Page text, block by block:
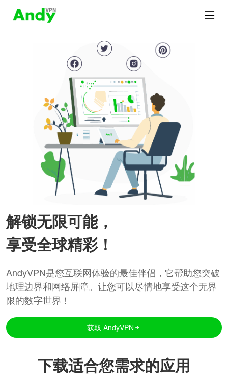
解锁无限可能，
享受全球精彩！
AndyVPN是您互联网体验的最佳伴侣，它帮助您突破
地理边界和网络屏障。让您可以尽情地享受这个无界
限的数字世界！
获取 AndyVPN
下载适合您需求的应用